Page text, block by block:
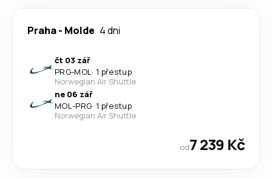
Praha- Molde 4 dni
čt 03 zář
PRG-MOL· 1 přestup
Norwegian Air Shuttle
ne 06 zář
MOL-PRG· 1 přestup
Norwegian Air Shuttle
od7 239 Kč